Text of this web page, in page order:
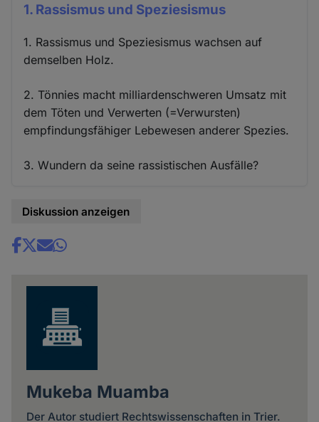
1. Rassismus und Speziesismus
1. Rassismus und Speziesismus wachsen auf
demselben Holz.
2. Tönnies macht milliardenschweren Umsatz mit
dem Töten und Verwerten (=Verwursten)
empfindungsfähiger Lebewesen anderer Spezies.
3. Wundern da seine rassistischen Ausfälle?
Diskussion anzeigen
Share
Mukeba Muamba
Der Autor studiert Rechtswissenschaften in Trier.